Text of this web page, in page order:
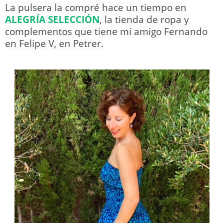
La pulsera la compré hace un tiempo en
ALEGRÍA SELECCIÓN, la tienda de ropa y
complementos que tiene mi amigo Fernando
en Felipe V, en Petrer.